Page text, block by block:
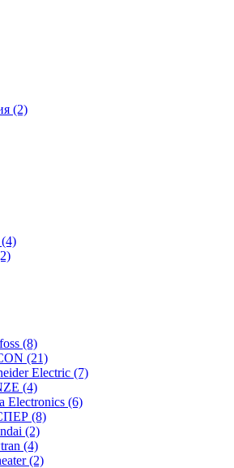
(2)
(8)
(21)
Electric (7)
(4)
Electronics (6)
(8)
(2)
(4)
(2)